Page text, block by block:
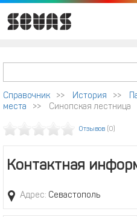
Справочник >> История >>
места
>> Синопская лестница
Отзывов (0)
Контактная
Адрес: Севастополь